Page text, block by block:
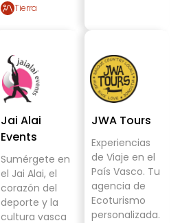
Tierra
Jai Alai
Events
Sumérgete en
el Jai Alai, el
corazón del
deporte y la
cultura vasca
JWA Tours
Experiencias
de Viaje en el
País Vasco. Tu
agencia de
Ecoturismo
personalizada.